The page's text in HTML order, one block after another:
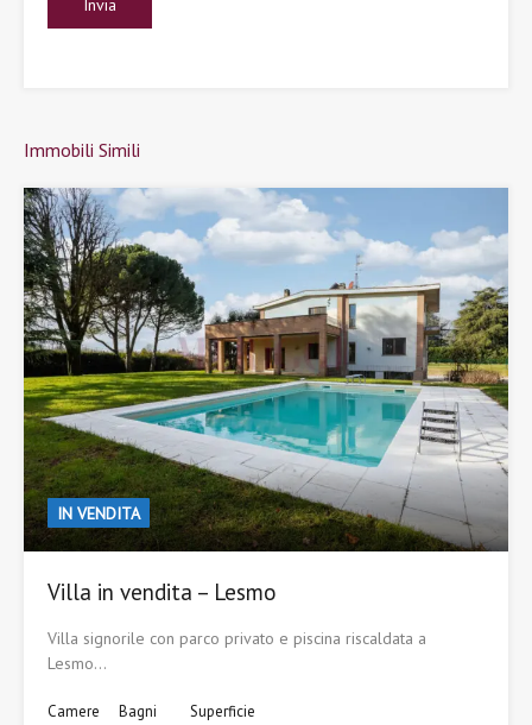
Immobili Simili
IN VENDITA
Villa in vendita – Lesmo
Villa signorile con parco privato e piscina riscaldata a
Lesmo…
Camere Bagni Superficie